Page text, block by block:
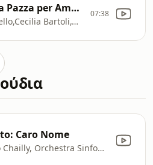
Nina, o sia la Pazza per Amore: Il mio ben quando verrà
Giovanni Paisiello,Cecilia Bartoli,György Fischer
07:38
Caro Nome
Riccardo Chailly, Orchestra Sinfonica di Milano Giuseppe Verdi & Angela Gheorghiu